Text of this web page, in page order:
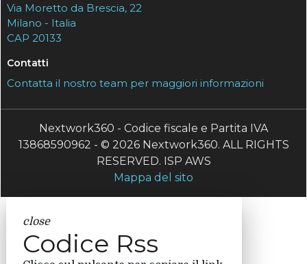
Via Moretto da Brescia, 22
Milano - Italia
CAP 20133
Contatti
Contatta il nostro team per maggiori informazioni
Nextwork360 - Codice fiscale e Partita IVA
13868590962 - © 2026 Nextwork360. ALL RIGHTS
RESERVED. ISP AWS
Mappa del sito
close
Codice Rss